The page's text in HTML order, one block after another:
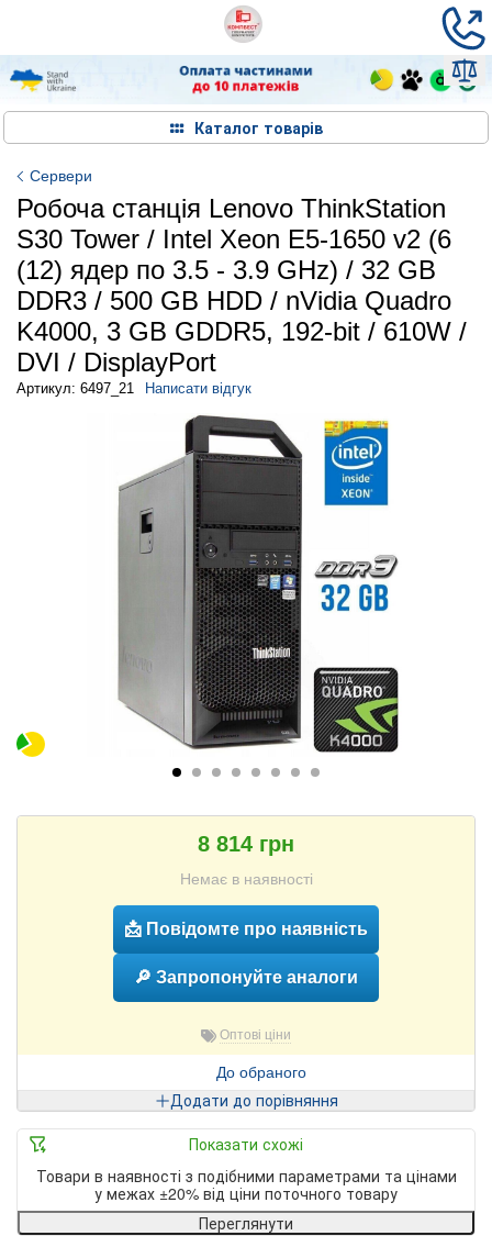
Каталог товарів
Сервери
Робоча станція Lenovo ThinkStation
S30 Tower / Intel Xeon E5-1650 v2 (6
(12) ядер по 3.5 - 3.9 GHz) / 32 GB
DDR3 / 500 GB HDD / nVidia Quadro
K4000, 3 GB GDDR5, 192-bit / 610W /
DVI / DisplayPort
Артикул: 6497_21 Написати відгук
8 814 грн
Немає в наявності
📩 Повідомте про наявність
🔎 Запропонуйте аналоги
Оптові ціни
До обраного
Додати до порівняння
Показати схожі
Товари в наявності з подібними параметрами та цінами
у межах ±20% від ціни поточного товару
Переглянути